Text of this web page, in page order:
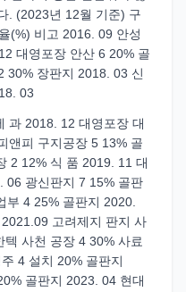
. (2023년 12월 기준) 구
(%) 비고 2016. 09 안성
대영포장 안산 6 20% 골
30% 장판지 2018. 03 신
03
과 2018. 12 대영포장 대
앤피 구지공장 5 13% 골
2 12% 식 품 2019. 11 대
06 광신판지 7 15% 골판
부 4 25% 골판지 2020.
고려제지 판지 사
사천 공장 4 30% 사료
4 설치 20% 골판지
골판지 2023. 04 현대